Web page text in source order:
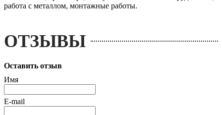
работа с металлом, монтажные работы.
ОТЗЫВЫ
Оставить отзыв
Имя
E-mail